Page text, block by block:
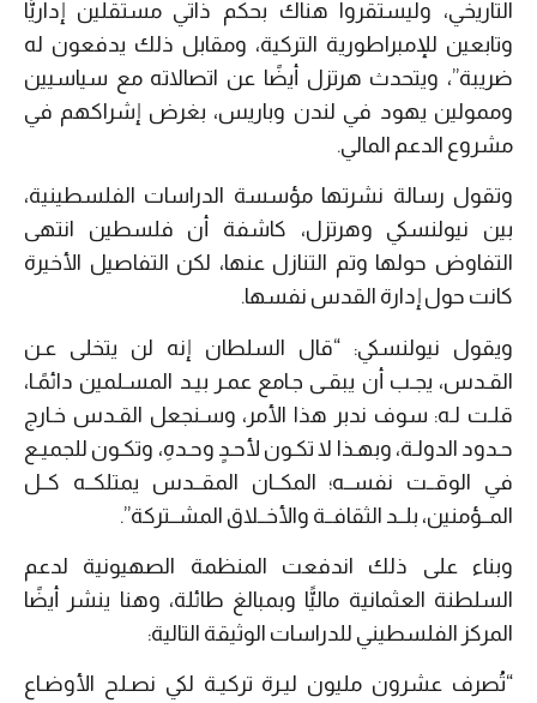
التاريخي، وليستقروا هناك بحكم ذاتي مستقلين إداريًّا
وتابعين للإمبراطورية التركية، ومقابل ذلك يدفعون له
ضريبة”، ويتحدث هرتزل أيضًا عن اتصالاته مع سياسيين
وممولين يهود في لندن وباريس، بغرض إشراكهم في
مشروع الدعم المالي.
وتقول رسالة نشرتها مؤسسة الدراسات الفلسطينية،
بين نيولنسكي وهرتزل، كاشفة أن فلسطين انتهى
التفاوض حولها وتم التنازل عنها، لكن التفاصيل الأخيرة
كانت حول إدارة القدس نفسها.
ويقول نيولنسكي: “قال السلطان إنه لن يتخلى عـن
القـدس، يجـب أن يبقـى جـامع عمـر بيـد المسـلمين دائمًـا،
قلـت لـه: سوف ندبر هذا الأمر، وسـنجعل القـدس خـارج
حـدود الدولـة، وبهـذا لا تكـون لأحـدٍ وحـدهِ، وتكـون للجميـع
في الوقــت نفســه؛ المكــان المقــدس يمتلكــه كــل
المــؤمنين، بلــد الثقافــة والأخــلاق المشــتركة”.
وبناء على ذلك اندفعت المنظمة الصهيونية لدعم
السلطنة العثمانية ماليًّا وبمبالغ طائلة، وهنا ينشر أيضًا
المركز الفلسطيني للدراسات الوثيقة التالية:
“تُصرف عشرون مليون ليـرة تركيـة لكي نصـلح الأوضـاع